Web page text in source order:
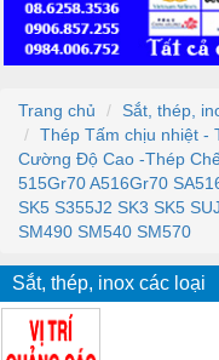
Trang chủ
Sắt, thép,
Thép Tấm chịu nhiệt -
Cường Độ Cao -Thép
515Gr70 A516Gr70
SK5 S355J2 SK3 SK5
SM490 SM540 SM570
Sắt, thép, inox các loại